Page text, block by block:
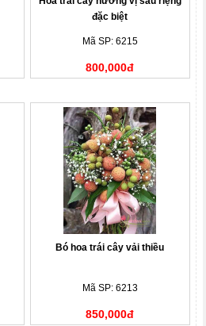
đặc biệt
Mã SP: 6215
800,000đ
Bó hoa trái cây vải thiều
Mã SP: 6213
850,000đ